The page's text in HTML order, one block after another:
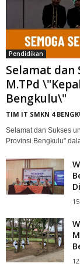
Pendidikan
Selamat dan
M.TPd
Bengkulu\"
TIM IT SMKN 4
Selamat dan Sukses
Provinsi Bengkulu"